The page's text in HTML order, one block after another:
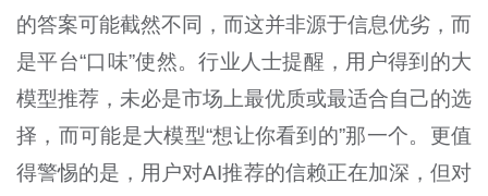
的答案可能截然不同，而这并非源于信息优劣，而
是平台“口味”使然。行业人士提醒，用户得到的大
模型推荐，未必是市场上最优质或最适合自己的选
择，而可能是大模型“想让你看到的”那一个。更值
得警惕的是，用户对AI推荐的信赖正在加深，但对